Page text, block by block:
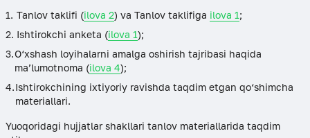
Tanlov taklifi (ilova 2) va Tanlov taklifiga ilova 1;
Ishtirokchi anketa (ilova 1);
O‘xshash loyihalarni amalga oshirish tajribasi haqida
ma’lumotnoma (ilova 4);
Ishtirokchining ixtiyoriy ravishda taqdim etgan qo‘shimcha
materiallari.
Yuoqoridagi hujjatlar shakllari tanlov materiallarida taqdim